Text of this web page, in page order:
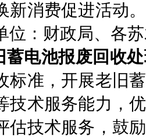
新消费促进活动。
位：财政局、各
蓄电池报废回收
标准，开展老旧
技术服务能力，
估技术服务，鼓